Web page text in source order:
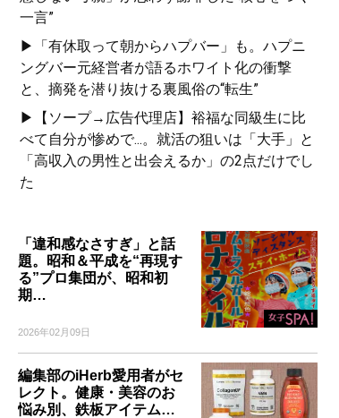
一言”
▶「有休取って朝からハプバー」も。ハプニ
ングバー元経営者が語るホワイト化の衝撃
と、摘発を潜り抜ける裏風俗の“転生”
▶【ソープ→広告代理店】裕福な同級生に比
べて自分が惨めで...。就活の狙いは「大手」と
「高収入の男性と出会えるか」の2点だけでし
た
「違和感なさすぎ」と話
題。昭和＆平成を“再現す
る”プロ集団が、昭和初
期…
2026年02月09日
編集部のiHerb愛用者がセ
レクト。健康・美容のお
悩み別、鉄板アイテム…